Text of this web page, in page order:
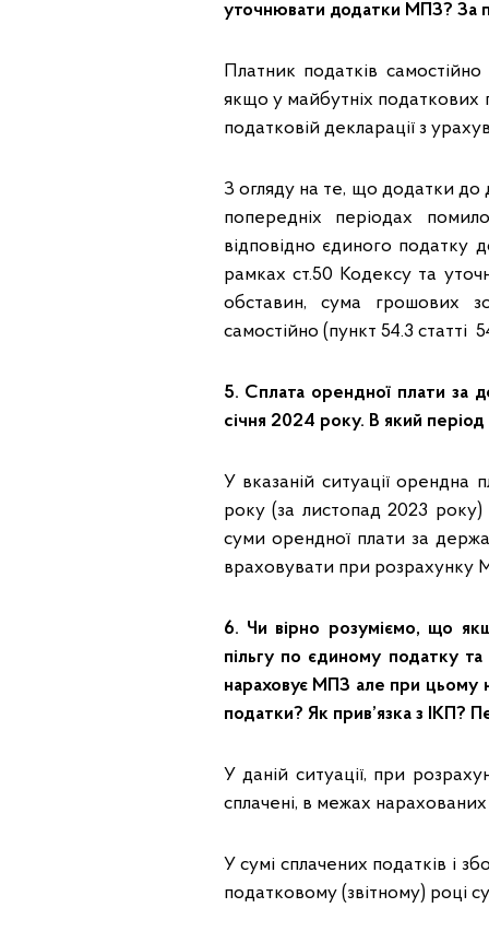
уточнювати додатки МПЗ? За
Платник податків
якщо у майбутніх податкових
податковій декларації з
З огляду на те, що додатки до
попередніх періодах
відповідно єдиного податку
рамках ст.50 Кодексу та
обставин, сума грошових
самостійно (пункт 54.3 статті
5. Сплата орендної плати за
січня 2024 року. В який
У вказаній ситуації орендна
року (за листопад 2023 року)
суми орендної плати за
враховувати при розрахунку
6. Чи вірно розуміємо, що
пільгу по єдиному податку
нараховує МПЗ але при цьому
податки? Як прив’язка з ІКП?
У даній ситуації, при
сплачені, в межах
У сумі сплачених податків і
податковому (звітному) році